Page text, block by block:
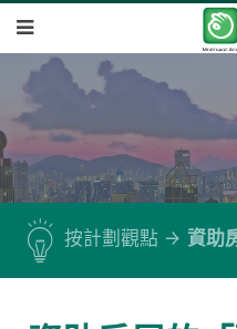
按計劃觀點 資助